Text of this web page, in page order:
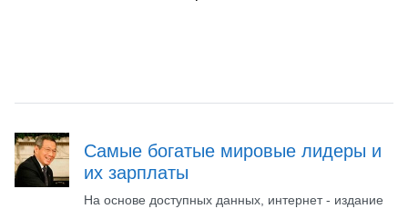
Самые богатые мировые лидеры и
их зарплаты
На основе доступных данных, интернет - издание